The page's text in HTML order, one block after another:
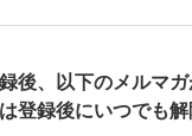
後、以下のメルマ
登録後にいつでも解